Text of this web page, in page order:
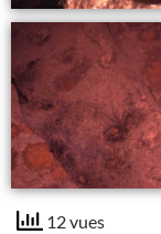
12 vues